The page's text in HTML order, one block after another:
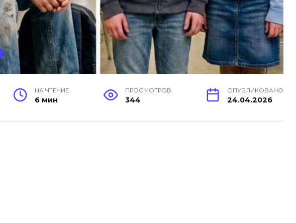
НА ЧТЕНИЕ
6 мин
ПРОСМОТРОВ
344
ОПУБЛИКОВАНО
24.04.2026